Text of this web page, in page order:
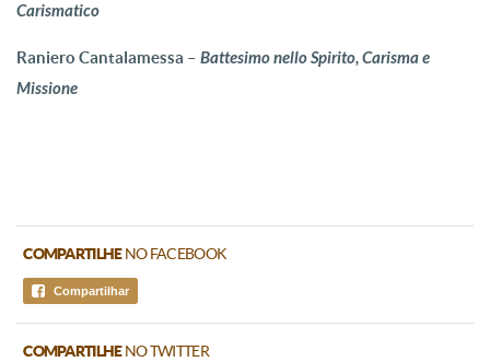
Carismatico
Raniero Cantalamessa – Battesimo nello Spirito, Carisma e
Missione
COMPARTILHENO FACEBOOK
Compartilhar
COMPARTILHENO TWITTER